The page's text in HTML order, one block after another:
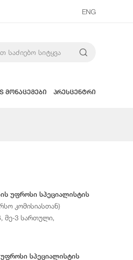
ENG
მონაცემები პრესცენტრი
უფროსი სპეციალისტის
კომისიასთან)
მე-3 სართული,
სპეციალისტის